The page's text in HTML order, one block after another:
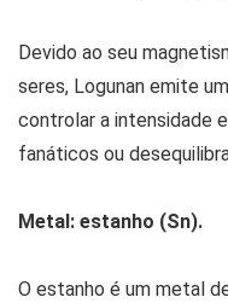
Devido ao seu
seres, Logunan emite
controlar a intensidade
fanáticos ou
Metal: estanho (Sn).
O estanho é um metal